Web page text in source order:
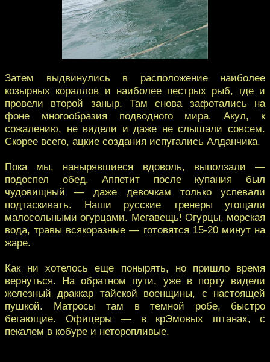
Затем выдвинулись в расположение наиболее
козырных кораллов и наиболее пестрых рыб, где и
провели второй заныр. Там снова зафотались на
фоне многообразия подводного мира. Акул, к
сожалению, не видели и даже не слышали совсем.
Скорее всего, ацкие создания испугались Алданчика.
Пока мы, нанырявшиеся вдоволь, выползали —
подоспел обед. Аппетит после купания был
чудовищный — даже девочкам только успевали
подтаскивать. Наши русские тренеры угощали
малосольными огурцами. Мегавещь! Огурцы, морская
вода, травы всякоразные — готовятся 15-20 минут на
жаре.
Как ни хотелось еще понырять, но пришло время
вернуться. На обратном пути, уже в порту видели
железный драккар тайской военщины, с настоящей
пушкой. Матросы там в темной робе, быстро
бегающие. Офицеры — в крЭмовых штанах, с
пекалем в кобуре и неторопливые.